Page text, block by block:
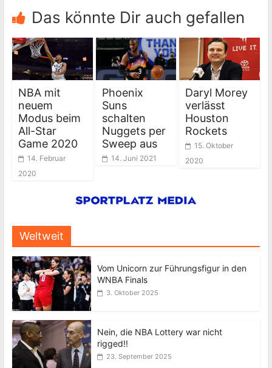
Das könnte Dir auch gefallen
NBA mit
neuem
Modus beim
All-Star
Game 2020
14. Februar
2020
Phoenix
Suns
schalten
Nuggets per
Sweep aus
14. Juni 2021
Daryl Morey
verlässt
Houston
Rockets
15. Oktober
2020
Weltweit
Vom Unicorn zur Führungsfigur in den
WNBA Finals
3. Oktober 2025
Nein, die NBA Lottery war nicht
rigged!!
23. September 2025